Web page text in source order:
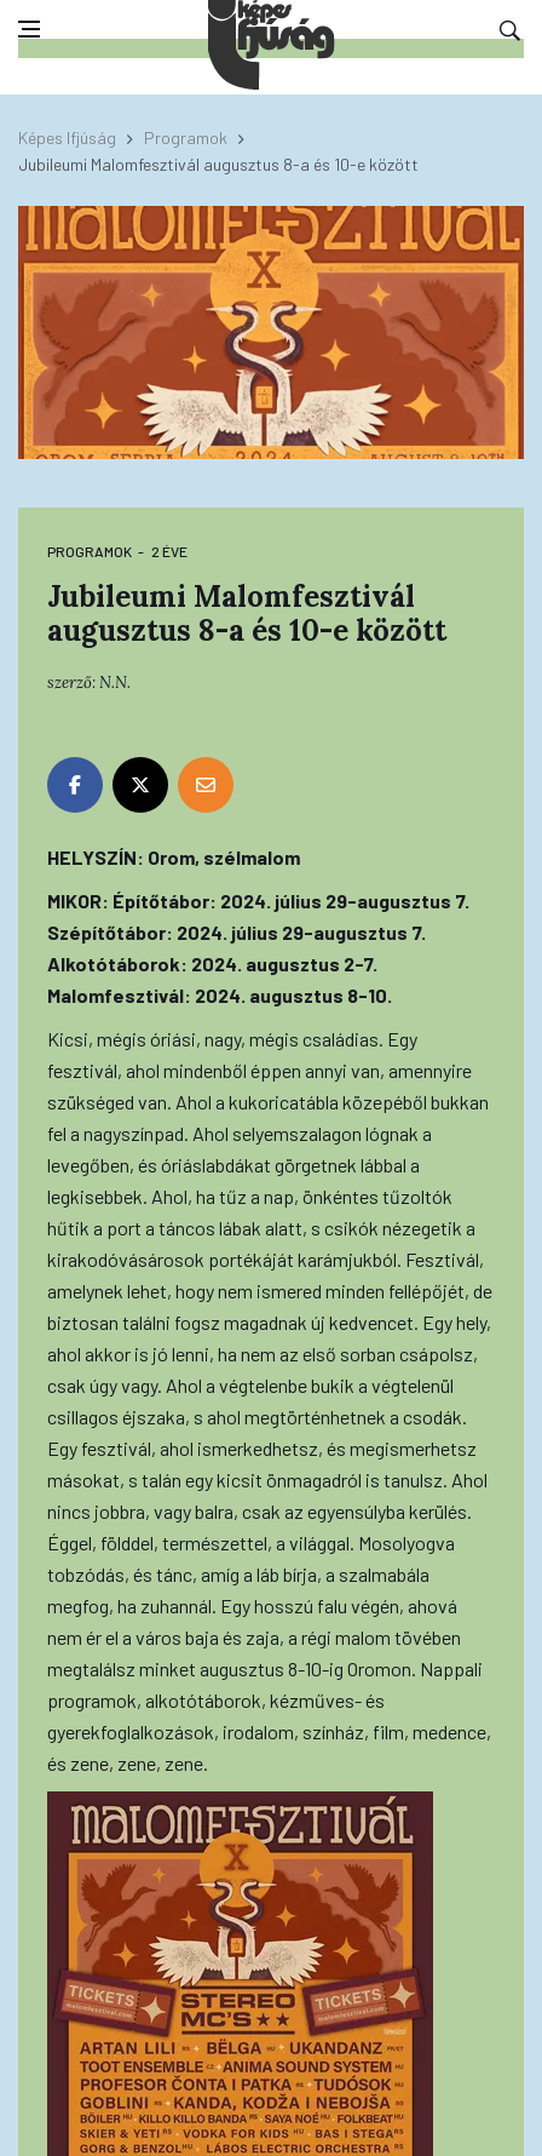
Képes Ifjúság
Programok
Jubileumi Malomfesztivál augusztus 8-a és 10-e között
PROGRAMOK 2 ÉVE
Jubileumi Malomfesztivál
augusztus 8-a és 10-e között
szerző:N.N.
HELYSZÍN: Orom, szélmalom
MIKOR: Építőtábor: 2024. július 29-augusztus 7.
Szépítőtábor: 2024. július 29-augusztus 7.
Alkotótáborok: 2024. augusztus 2-7.
Malomfesztivál: 2024. augusztus 8-10.
Kicsi, mégis óriási, nagy, mégis családias. Egy
fesztivál, ahol mindenből éppen annyi van, amennyire
szükséged van. Ahol a kukoricatábla közepéből bukkan
fel a nagyszínpad. Ahol selyemszalagon lógnak a
levegőben, és óriáslabdákat görgetnek lábbal a
legkisebbek. Ahol, ha tűz a nap, önkéntes tűzoltók
hűtik a port a táncos lábak alatt, s csikók nézegetik a
kirakodóvásárosok portékáját karámjukból. Fesztivál,
amelynek lehet, hogy nem ismered minden fellépőjét, de
biztosan találni fogsz magadnak új kedvencet. Egy hely,
ahol akkor is jó lenni, ha nem az első sorban csápolsz,
csak úgy vagy. Ahol a végtelenbe bukik a végtelenül
csillagos éjszaka, s ahol megtörténhetnek a csodák.
Egy fesztivál, ahol ismerkedhetsz, és megismerhetsz
másokat, s talán egy kicsit önmagadról is tanulsz. Ahol
nincs jobbra, vagy balra, csak az egyensúlyba kerülés.
Éggel, földdel, természettel, a világgal. Mosolyogva
tobzódás, és tánc, amíg a láb bírja, a szalmabála
megfog, ha zuhannál. Egy hosszú falu végén, ahová
nem ér el a város baja és zaja, a régi malom tövében
megtalálsz minket augusztus 8-10-ig Oromon. Nappali
programok, alkotótáborok, kézműves- és
gyerekfoglalkozások, irodalom, színház, film, medence,
és zene, zene, zene.